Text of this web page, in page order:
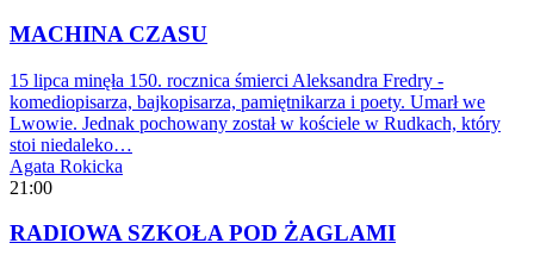
MACHINA CZASU
15 lipca minęła 150. rocznica śmierci Aleksandra Fredry -
komediopisarza, bajkopisarza, pamiętnikarza i poety. Umarł we
Lwowie. Jednak pochowany został w kościele w Rudkach, który
stoi niedaleko…
Agata Rokicka
21:00
RADIOWA SZKOŁA POD ŻAGLAMI